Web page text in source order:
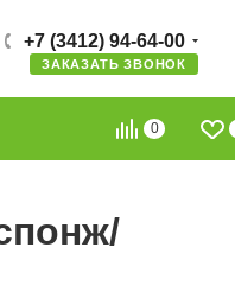
+7 (3412) 94-64-00
ЗАКАЗАТЬ ЗВОНОК
0